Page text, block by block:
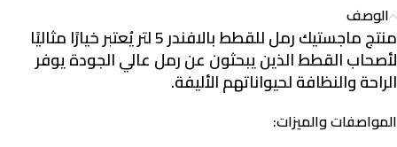
الوصف
منتجماجستيك رمل للقطط بالافندر 5 لتر يُعتبر خيارًا مثاليًا
لأصحاب القطط الذين يبحثون عن رمل عالي الجودة يوفر
الراحة والنظافة لحيواناتهم الأليفة.
المواصفات والميزات: